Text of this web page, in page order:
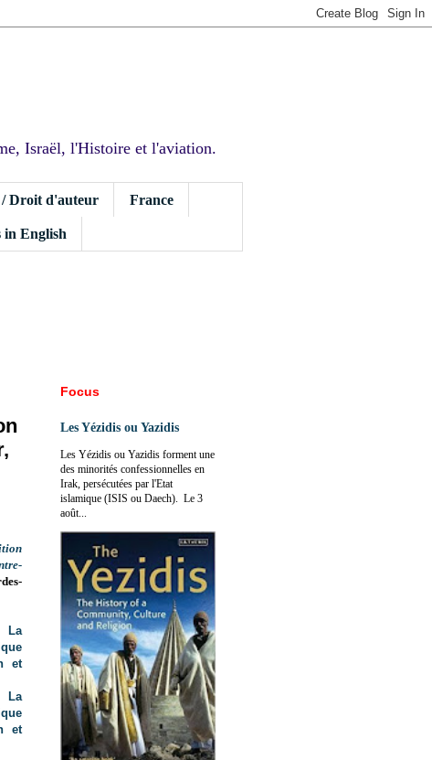
Israël, l'Histoire et l'aviation.
Droit d'auteur France
in English
La
et
La
et
Focus
Les Yézidis ou Yazidis
Les Yézidis ou Yazidis forment une
des minorités confessionnelles en
Irak, persécutées par l'Etat
islamique (ISIS ou Daech). Le 3
août...